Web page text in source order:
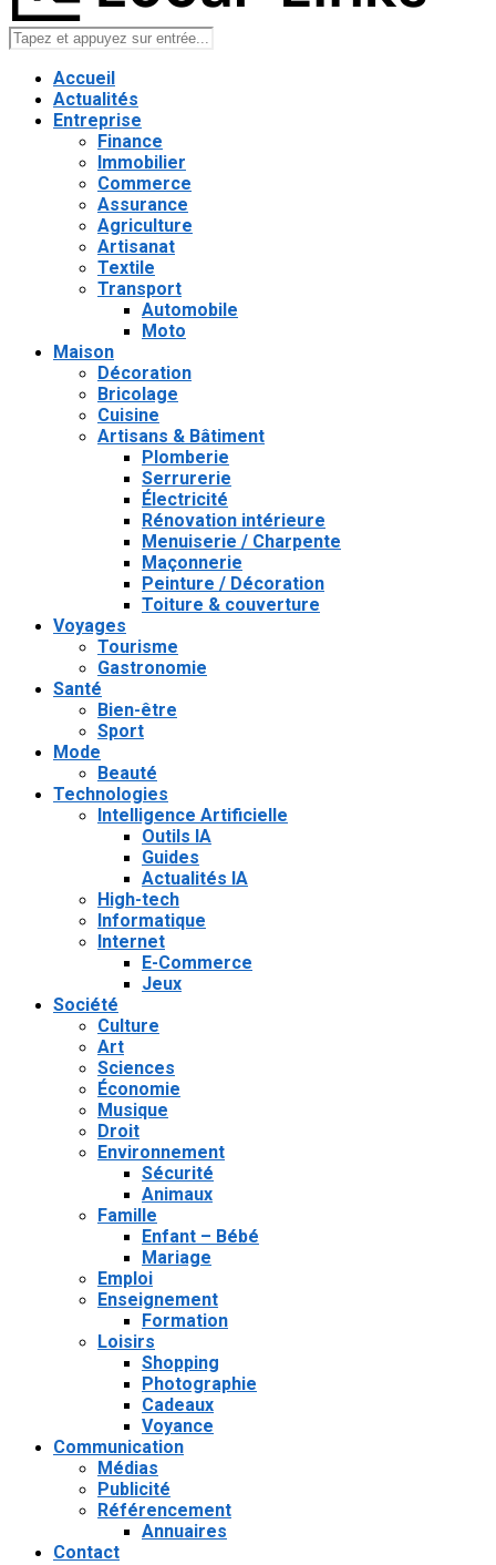
Accueil
Actualités
Entreprise
Finance
Immobilier
Commerce
Assurance
Agriculture
Artisanat
Textile
Transport
Automobile
Moto
Maison
Décoration
Bricolage
Cuisine
Artisans & Bâtiment
Plomberie
Serrurerie
Électricité
Rénovation intérieure
Menuiserie / Charpente
Maçonnerie
Peinture / Décoration
Toiture & couverture
Voyages
Tourisme
Gastronomie
Santé
Bien-être
Sport
Mode
Beauté
Technologies
Intelligence Artificielle
Outils IA
Guides
Actualités IA
High-tech
Informatique
Internet
E-Commerce
Jeux
Société
Culture
Art
Sciences
Économie
Musique
Droit
Environnement
Sécurité
Animaux
Famille
Enfant – Bébé
Mariage
Emploi
Enseignement
Formation
Loisirs
Shopping
Photographie
Cadeaux
Voyance
Communication
Médias
Publicité
Référencement
Annuaires
Contact